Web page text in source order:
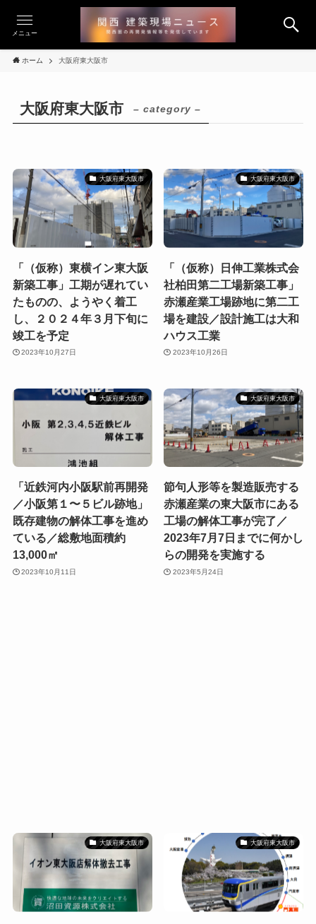
メニュー
ホーム 大阪府東大阪市
大阪府東大阪市 – category –
大阪府東大阪市
「（仮称）東横イン東大阪
新築工事」工期が遅れてい
たものの、ようやく着工
し、２０２４年３月下旬に
竣工を予定
2023年10月27日
大阪府東大阪市
「（仮称）日伸工業株式会
社柏田第二工場新築工事」
赤瀬産業工場跡地に第二工
場を建設／設計施工は大和
ハウス工業
2023年10月26日
大阪府東大阪市
「近鉄河内小阪駅前再開発
／小阪第１〜５ビル跡地」
既存建物の解体工事を進め
ている／総敷地面積約
13,000㎡
2023年10月11日
大阪府東大阪市
節句人形等を製造販売する
赤瀬産業の東大阪市にある
工場の解体工事が完了／
2023年7月7日までに何かし
らの開発を実施する
2023年5月24日
大阪府東大阪市 大阪府東大阪市